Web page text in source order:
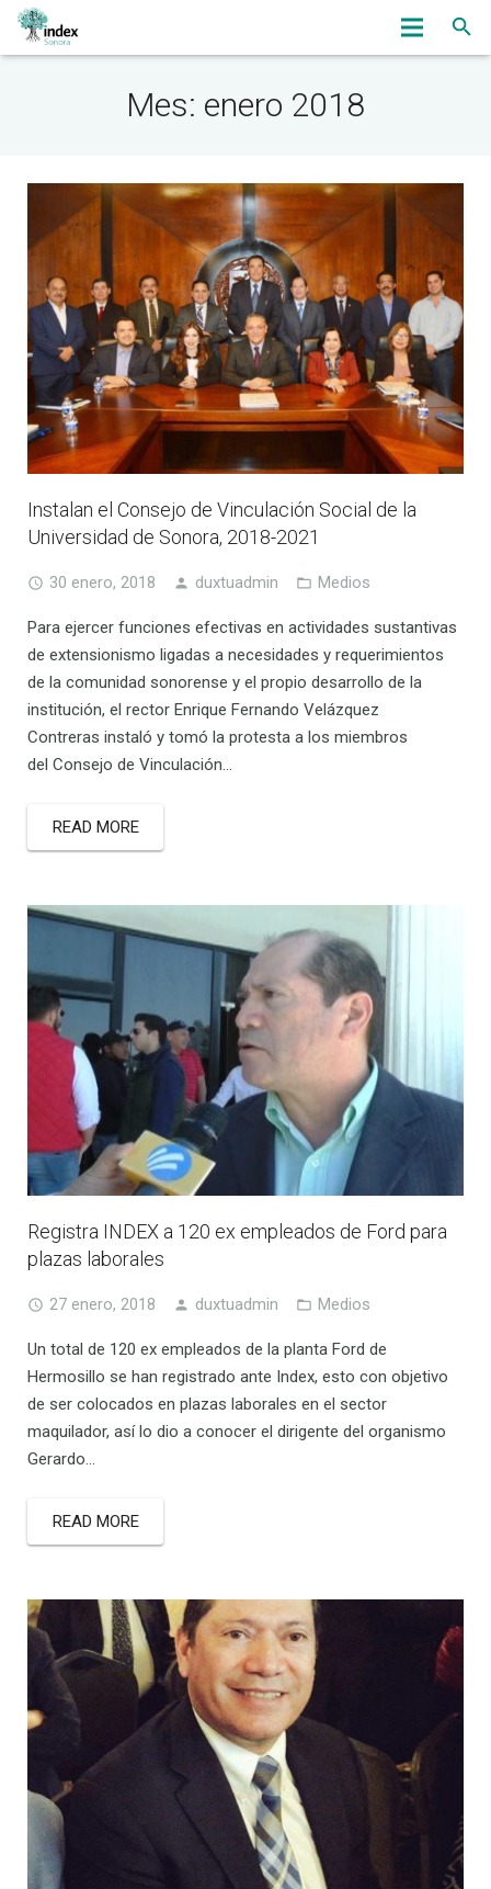
OmbudsWoman
Noticias
Eventos
Bolsa de Trabajo
Asociados
Contacto
Mes: enero 2018
Instalan el Consejo de Vinculación Social de la
Universidad de Sonora, 2018-2021
30 enero, 2018 duxtuadmin Medios
Para ejercer funciones efectivas en actividades sustantivas
de extensionismo ligadas a necesidades y requerimientos
de la comunidad sonorense y el propio desarrollo de la
institución, el rector Enrique Fernando Velázquez
Contreras instaló y tomó la protesta a los miembros
del Consejo de Vinculación…
READ MORE
Registra INDEX a 120 ex empleados de Ford para
plazas laborales
27 enero, 2018 duxtuadmin Medios
Un total de 120 ex empleados de la planta Ford de
Hermosillo se han registrado ante Index, esto con objetivo
de ser colocados en plazas laborales en el sector
maquilador, así lo dio a conocer el dirigente del organismo
Gerardo…
READ MORE